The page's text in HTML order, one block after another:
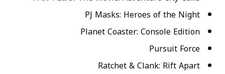
PJ Masks: Heroes of the Night
Planet Coaster: Console Edition
Pursuit Force
Ratchet & Clank: Rift Apart